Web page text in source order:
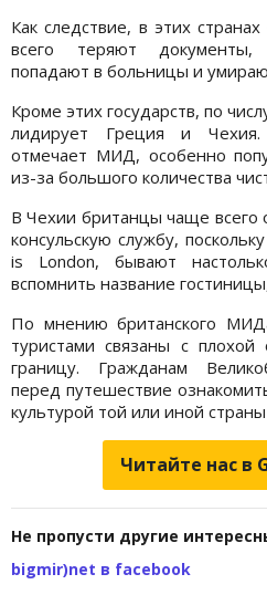
Как следствие, в этих
всего теряют документы,
попадают в больницы и
Кроме этих государств, по
лидирует Греция и
отмечает МИД, особенно
из-за большого количества
В Чехии британцы чаще
консульскую службу,
is London, бывают
вспомнить название
По мнению британского
туристами связаны с плохой
границу. Гражданам
перед путешествие
культурой той или иной страны
Читайте нас в
Не пропусти другие
bigmir)net в facebook